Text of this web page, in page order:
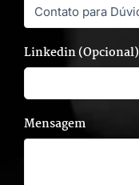
Linkedin (Opcional)
Mensagem